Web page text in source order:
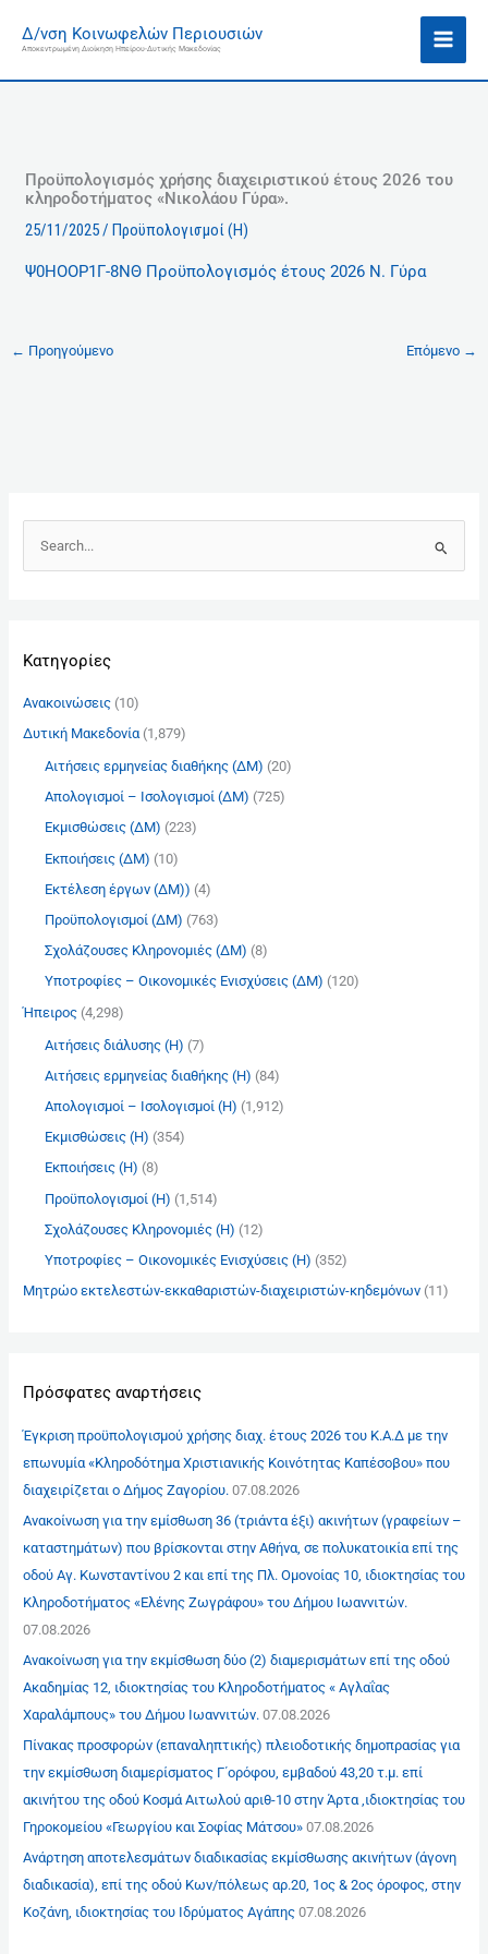
στοΔ/νση Κοινωφελών Περιουσιών
Αποκεντρωμένη Διοίκηση Ηπείρου-Δυτικής Μακεδονίας
Προϋπολογισμός χρήσης διαχειριστικού έτους 2026 του
κληροδοτήματος «Νικολάου Γύρα».
25/11/2025/Προϋπολογισμοί (Η)
Ψ0ΗΟΟΡ1Γ-8ΝΘ Προϋπολογισμός έτους 2026 Ν. Γύρα
← Προηγούμενο Επόμενο →
ή
σ
Kατηγορίες
Ανακοινώσεις(10)
Δυτική Μακεδονία(1,879)
Αιτήσεις ερμηνείας διαθήκης (ΔΜ) (20)
Απολογισμοί – Ισολογισμοί (ΔΜ) (725)
Εκμισθώσεις (ΔΜ) (223)
Εκποιήσεις (ΔΜ) (10)
Εκτέλεση έργων (ΔΜ)) (4)
Προϋπολογισμοί (ΔΜ) (763)
Σχολάζουσες Κληρονομιές (ΔΜ) (8)
Υποτροφίες – Οικονομικές Ενισχύσεις (ΔΜ) (120)
Ήπειρος(4,298)
Αιτήσεις διάλυσης (Η) (7)
Αιτήσεις ερμηνείας διαθήκης (Η) (84)
Απολογισμοί – Ισολογισμοί (Η) (1,912)
Εκμισθώσεις (Η) (354)
Εκποιήσεις (Η) (8)
Προϋπολογισμοί (Η) (1,514)
Σχολάζουσες Κληρονομιές (Η) (12)
Υποτροφίες – Οικονομικές Ενισχύσεις (Η) (352)
Μητρώο εκτελεστών-εκκαθαριστών-διαχειριστών-κηδεμόνων(11)
Πρόσφατες αναρτήσεις
Έγκριση προϋπολογισμού χρήσης διαχ. έτους 2026 του Κ.Α.Δ με την
επωνυμία «Κληροδότημα Χριστιανικής Κοινότητας Καπέσοβου» που
διαχειρίζεται ο Δήμος Ζαγορίου. 07.08.2026
Ανακοίνωση για την εμίσθωση 36 (τριάντα έξι) ακινήτων (γραφείων –
καταστημάτων) που βρίσκονται στην Αθήνα, σε πολυκατοικία επί της
οδού Αγ. Κωνσταντίνου 2 και επί της Πλ. Ομονοίας 10, ιδιοκτησίας του
Κληροδοτήματος «Ελένης Ζωγράφου» του Δήμου Ιωαννιτών.
07.08.2026
Ανακοίνωση για την εκμίσθωση δύο (2) διαμερισμάτων επί της οδού
Ακαδημίας 12, ιδιοκτησίας του Κληροδοτήματος « Αγλαΐας
Χαραλάμπους» του Δήμου Ιωαννιτών. 07.08.2026
Πίνακας προσφορών (επαναληπτικής) πλειοδοτικής δημοπρασίας για
την εκμίσθωση διαμερίσματος Γ΄ορόφου, εμβαδού 43,20 τ.μ. επί
ακινήτου της οδού Κοσμά Αιτωλού αριθ-10 στην Άρτα ,ιδιοκτησίας του
Γηροκομείου «Γεωργίου και Σοφίας Μάτσου» 07.08.2026
Ανάρτηση αποτελεσμάτων διαδικασίας εκμίσθωσης ακινήτων (άγονη
διαδικασία), επί της οδού Κων/πόλεως αρ.20, 1ος & 2ος όροφος, στην
Κοζάνη, ιδιοκτησίας του Ιδρύματος Αγάπης 07.08.2026
σ
κ
ό